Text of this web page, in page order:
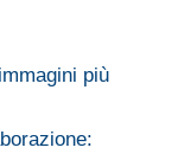
più